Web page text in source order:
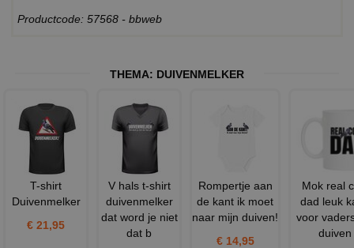
Productcode: 57568 - bbweb
THEMA: DUIVENMELKER
T-shirt
Duivenmelker
€ 21,95
V hals t-shirt
duivenmelker
dat word je niet
dat b
Rompertje aan
de kant ik moet
naar mijn duiven!
€ 14,95
Mok real
dad leuk
voor
duiven